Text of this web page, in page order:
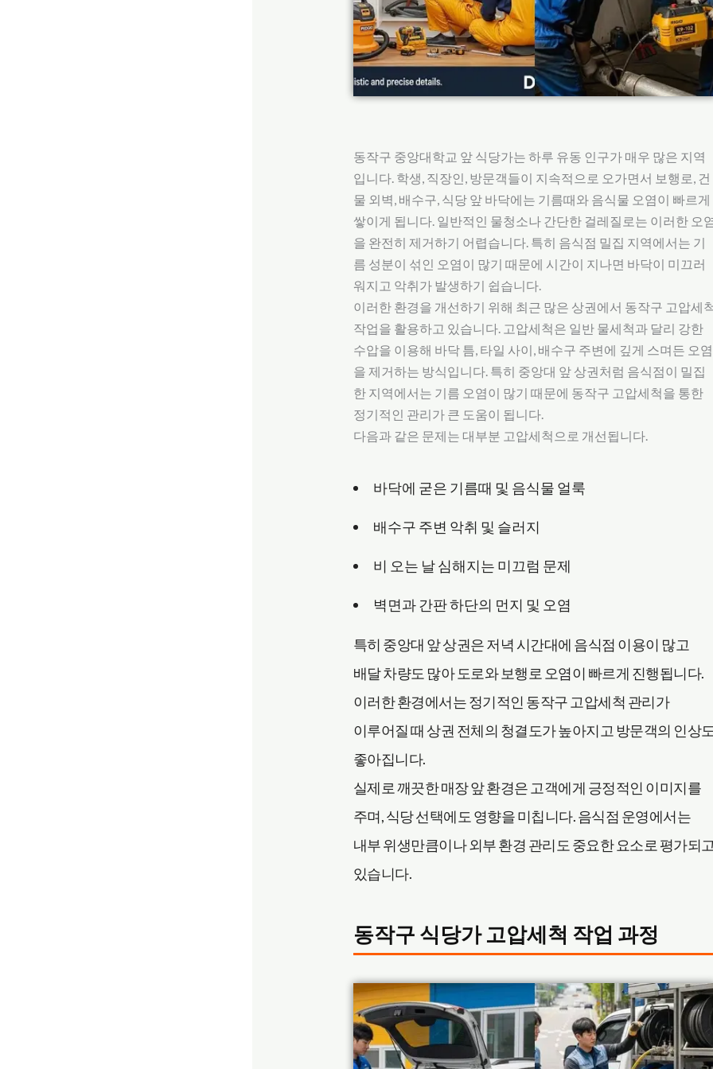
동작구 중앙대학교 앞 식당가는 하루 유동 인구가 매우 많은 지역
입니다. 학생, 직장인, 방문객들이 지속적으로 오가면서 보행로, 건
물 외벽, 배수구, 식당 앞 바닥에는 기름때와 음식물 오염이 빠르게
쌓이게 됩니다. 일반적인 물청소나 간단한 걸레질로는 이러한 오
을 완전히 제거하기 어렵습니다. 특히 음식점 밀집 지역에서는 기
름 성분이 섞인 오염이 많기 때문에 시간이 지나면 바닥이 미끄러
워지고 악취가 발생하기 쉽습니다.
이러한 환경을 개선하기 위해 최근 많은 상권에서 동작구 고압세
작업을 활용하고 있습니다. 고압세척은 일반 물세척과 달리 강한
수압을 이용해 바닥 틈, 타일 사이, 배수구 주변에 깊게 스며든 오염
을 제거하는 방식입니다. 특히 중앙대 앞 상권처럼 음식점이 밀집
한 지역에서는 기름 오염이 많기 때문에 동작구 고압세척을 통한
정기적인 관리가 큰 도움이 됩니다.
다음과 같은 문제는 대부분 고압세척으로 개선됩니다.
바닥에 굳은 기름때 및 음식물 얼룩
배수구 주변 악취 및 슬러지
비 오는 날 심해지는 미끄럼 문제
벽면과 간판 하단의 먼지 및 오염
특히 중앙대 앞 상권은 저녁 시간대에 음식점 이용이 많고
배달 차량도 많아 도로와 보행로 오염이 빠르게 진행됩니다.
이러한 환경에서는 정기적인 동작구 고압세척 관리가
이루어질 때 상권 전체의 청결도가 높아지고 방문객의 인상
좋아집니다.
실제로 깨끗한 매장 앞 환경은 고객에게 긍정적인 이미지를
주며, 식당 선택에도 영향을 미칩니다. 음식점 운영에서는
내부 위생만큼이나 외부 환경 관리도 중요한 요소로 평가되
있습니다.
동작구 식당가 고압세척 작업 과정